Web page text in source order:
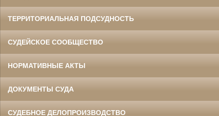
ТЕРРИТОРИАЛЬНАЯ ПОДСУДНОСТЬ
СУДЕЙСКОЕ СООБЩЕСТВО
НОРМАТИВНЫЕ АКТЫ
ДОКУМЕНТЫ СУДА
СУДЕБНОЕ ДЕЛОПРОИЗВОДСТВО